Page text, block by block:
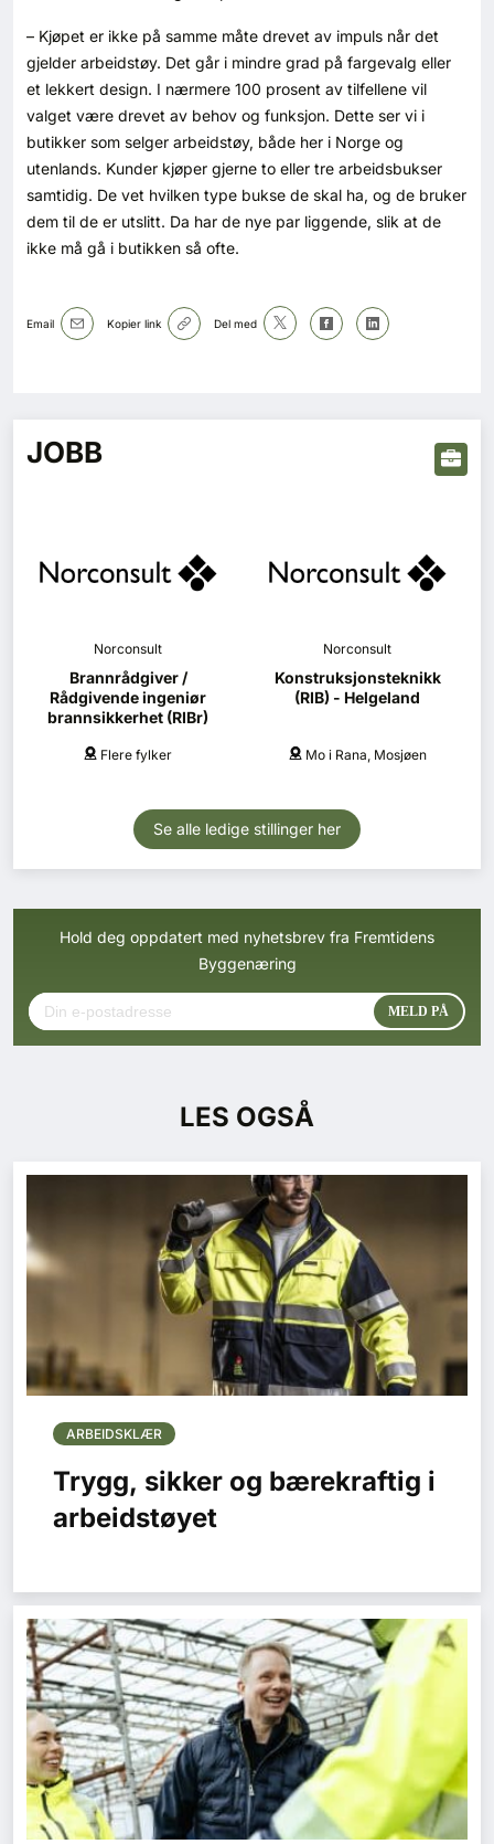
– Kjøpet er ikke på samme måte drevet av impuls når det
gjelder arbeidstøy. Det går i mindre grad på fargevalg eller
et lekkert design. I nærmere 100 prosent av tilfellene vil
valget være drevet av behov og funksjon. Dette ser vi i
butikker som selger arbeidstøy, både her i Norge og
utenlands. Kunder kjøper gjerne to eller tre arbeidsbukser
samtidig. De vet hvilken type bukse de skal ha, og de bruker
dem til de er utslitt. Da har de nye par liggende, slik at de
ikke må gå i butikken så ofte.
Email Kopier link Del med
JOBB
Norconsult
Brannrådgiver /
Rådgivende ingeniør
brannsikkerhet (RIBr)
Flere fylker
Norconsult
Konstruksjonsteknikk
(RIB) - Helgeland
Mo i Rana, Mosjøen
Se alle ledige stillinger her
Hold deg oppdatert med nyhetsbrev fra Fremtidens
Byggenæring
LES OGSÅ
ARBEIDSKLÆR
Trygg, sikker og bærekraftig i
arbeidstøyet